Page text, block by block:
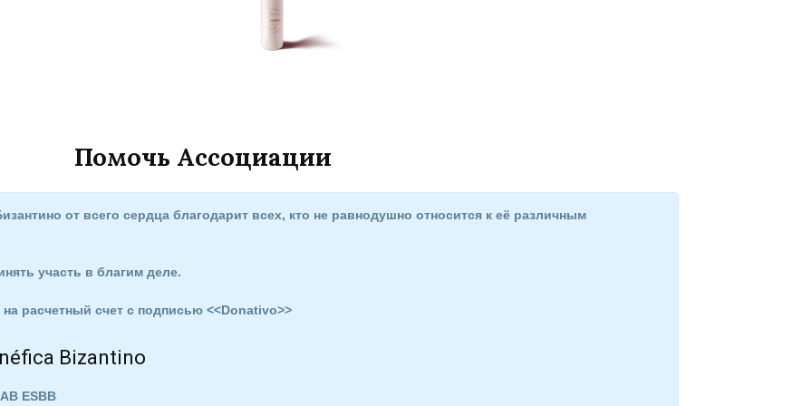
Помочь Ассоциации
от всего сердца благодарит всех, кто не равнодушно относится к её различным
участь в благим деле.
расчетный счет с подписью <<Donativo>>
Bizantino
ESBB